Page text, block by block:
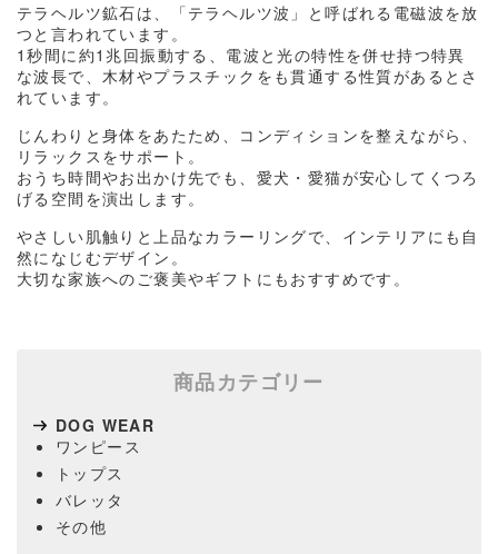
テラヘルツ鉱石は、「テラヘルツ波」と呼ばれる電磁波を放
つと言われています。
1秒間に約1兆回振動する、電波と光の特性を併せ持つ特異
な波長で、木材やプラスチックをも貫通する性質があるとさ
れています。
じんわりと身体をあたため、コンディションを整えながら、
リラックスをサポート。
おうち時間やお出かけ先でも、愛犬・愛猫が安心してくつろ
げる空間を演出します。
やさしい肌触りと上品なカラーリングで、インテリアにも自
然になじむデザイン。
大切な家族へのご褒美やギフトにもおすすめです。
商品カテゴリー
DOG WEAR
ワンピース
トップス
バレッタ
その他